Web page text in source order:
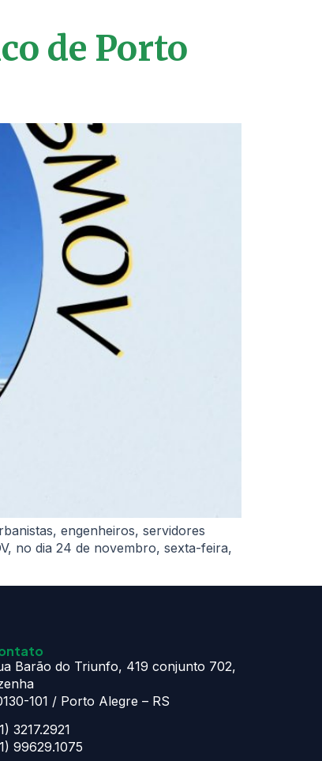
de Porto
engenheiros, servidores
no dia 24 de novembro, sexta-feira,
Barão do Triunfo, 419 conjunto 702,
101 / Porto Alegre – RS
3217.2921
99629.1075